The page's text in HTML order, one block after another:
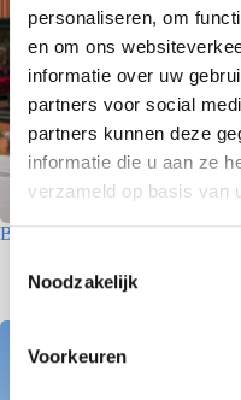
personaliseren, om
en om ons
informatie over uw
partners voor social
partners kunnen deze
informatie die u aan ze
verzameld op basis van
Noodzakelijk
Voorkeuren
Betriebsgebäude – Den Helder
8 Juni 2026